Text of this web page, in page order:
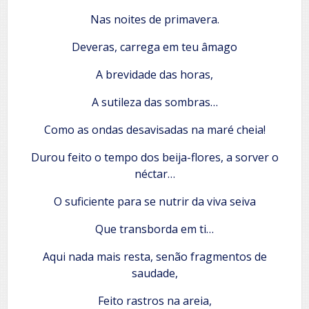
Nas noites de primavera.
Deveras, carrega em teu âmago
A brevidade das horas,
A sutileza das sombras…
Como as ondas desavisadas na maré cheia!
Durou feito o tempo dos beija-flores, a sorver o
néctar…
O suficiente para se nutrir da viva seiva
Que transborda em ti…
Aqui nada mais resta, senão fragmentos de
saudade,
Feito rastros na areia,